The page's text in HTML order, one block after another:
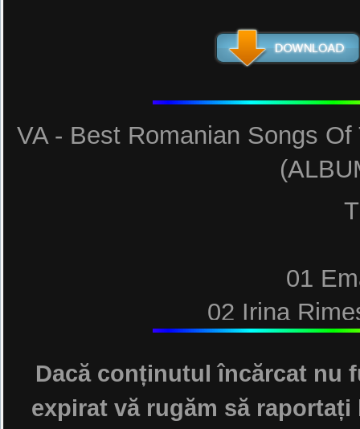
VA - Best Romanian Songs
01
02 Irina
04
05
Dacă conținutul încărcat nu
expirat vă rugăm să